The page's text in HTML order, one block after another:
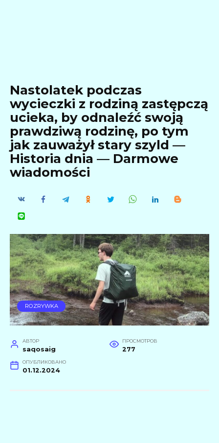
Nastolatek podczas
wycieczki z rodziną zastępczą
ucieka, by odnaleźć swoją
prawdziwą rodzinę, po tym
jak zauważył stary szyld —
Historia dnia — Darmowe
wiadomości
ROZRYWKA
АВТОР
saqosaig
ПРОСМОТРОВ
277
ОПУБЛИКОВАНО
01.12.2024